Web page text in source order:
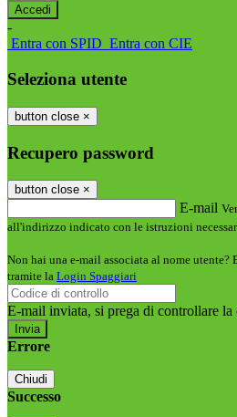
-
Entra con SPID Entra con CIE
Seleziona utente
button close ×
Recupero password
button close ×
E-mail
all'indirizzo indicato con le istruzioni
Non hai una e-mail associata al nome utente?
tramite la Login Spaggiari
E-mail inviata, si prega di controllare la
Errore
Chiudi
Successo